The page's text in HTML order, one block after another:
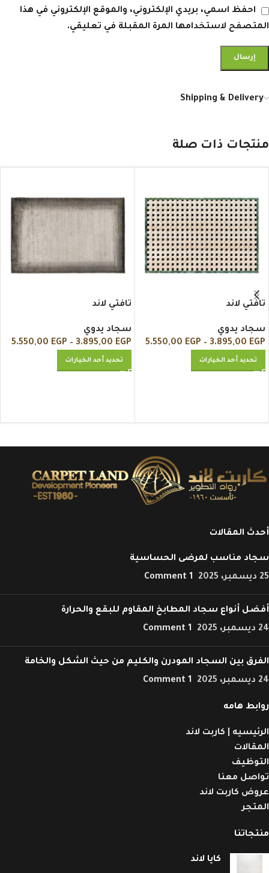
احفظ اسمي، بريدي الإلكتروني، والموقع الإلكتروني في هذا
المتصفح لاستخدامها المرة المقبلة في تعليقي.
Shipping & Delivery
منتجات ذات صلة
تافتي لاند
سجاد يدوي
3.895,00 EGP
–
5.550,00 EGP
تحديد أحد الخيارات
تافتي لاند
سجاد يدوي
3.895,00 EGP
–
5.550,00 EGP
تحديد أحد الخيارات
أحدث المقالات
سجاد مناسب لمرضى الحساسية
25 ديسمبر، 2025
1 Comment
أفضل أنواع سجاد المطابخ المقاوم للبقع والحرارة
24 ديسمبر، 2025
1 Comment
الفرق بين السجاد المودرن والكليم من حيث الشكل والخامة
24 ديسمبر، 2025
1 Comment
روابط هامه
الرئيسيه | كاربت لاند
المقالات
التوظيف
تواصل معنا
عروض كاربت لاند
المتجر
منتجاتنا
كايا لاند